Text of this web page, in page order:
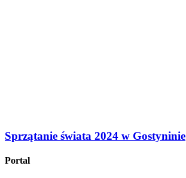
Sprzątanie świata 2024 w Gostyninie
Portal